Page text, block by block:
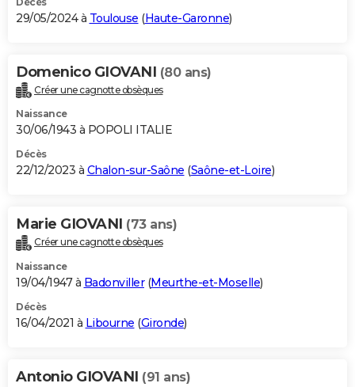
29/05/2024 à Toulouse (Haute-Garonne)
Domenico GIOVANI (80 ans)
Créer une cagnotte obsèques
Naissance
30/06/1943 à POPOLI ITALIE
Décès
22/12/2023 à Chalon-sur-Saône (Saône-et-Loire)
Marie GIOVANI (73 ans)
Créer une cagnotte obsèques
Naissance
19/04/1947 à Badonviller(Meurthe-et-Moselle)
Décès
16/04/2021 à Libourne (Gironde)
Antonio GIOVANI (91 ans)